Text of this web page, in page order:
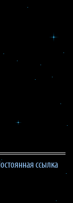
Постоянная ссылка